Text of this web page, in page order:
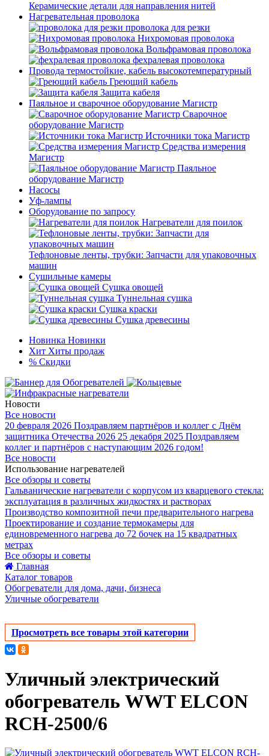
Керамические детали для направления нитей
Нагревательная проволока
проволока для резки
Нихромовая проволока
Вольфрамовая проволока
фехралевая проволока
Провода термостойкие, кабель высокотемпературный
Греющий кабель
Защита кабеля
Паяльное и сварочное оборудование Магистр
Сварочное
оборудование Магистр
Источники тока Магистр
Средства измерения
Магистр
Паяльное
оборудование Магистр
Насосы
Уф-лампы
Оборудование по запросу
Нагреватели для поилок
Тефлоновые ленты, трубки: Запчасти для упаковочных
машин
Сушильные камеры
Сушка овощей
Туннельная сушка
Сушка краски
Сушка древесины
Новинка Новинки
Хит Хиты продаж
% Скидки
Новости
Все новости
20 февраля 2026 Поздравляем партнёров и коллег с Днём
защитника Отечества 2026 25 декабря 2025 Поздравляем
коллег и партнёров с наступающим 2026 годом!
Все новости
Использование нагревателей
Все обзоры и советы
Гальванические нагреватели с корпусом из кварцевого стекла:
эксплуатация в различных жидкостях и растворах
Производство композитной печи предварительного нагрева
Проектирование и создание термокамеры для
единовременного нагрева до 72 бочек на 15 квадратных
метрах
Все обзоры и советы
Главная
Каталог товаров
Обогреватели для дома, дачи, бизнеса
Уличные обогреватели
Просмотреть все товары этой категории
Уличный электрический
обогреватель WWT ELCON
RCH-2500/6